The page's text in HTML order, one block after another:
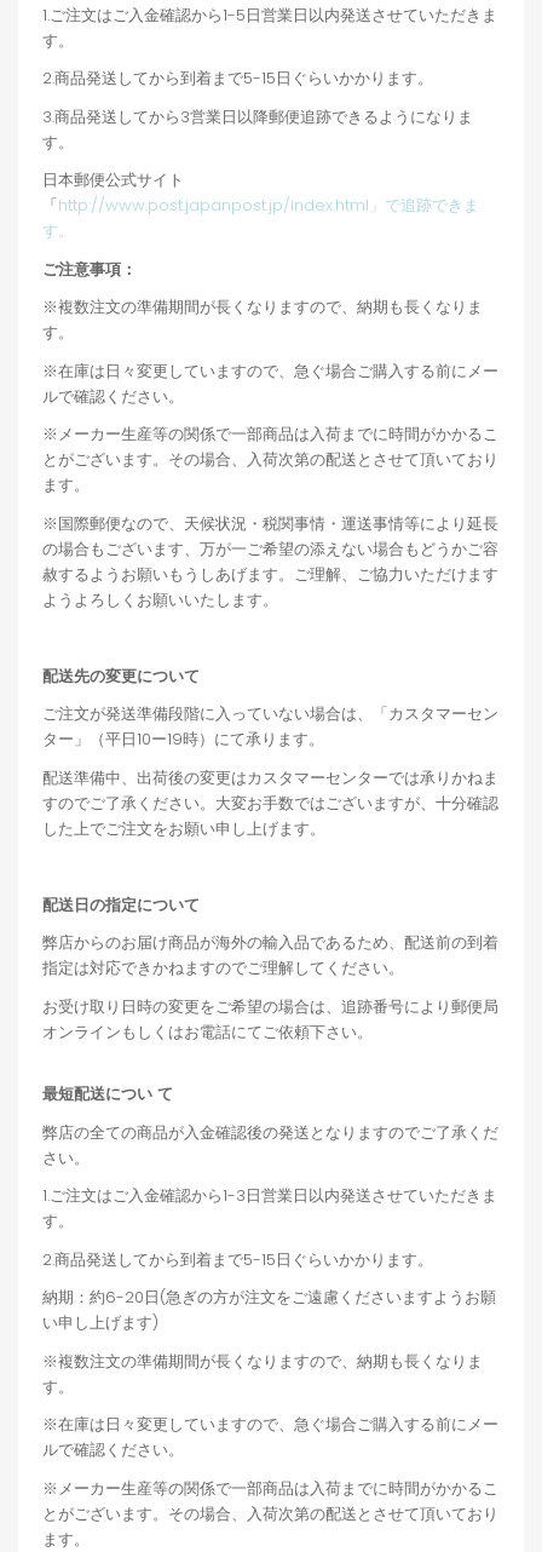
1.ご注文はご入金確認から1-5日営業日以内発送させていただきま
す。
2.商品発送してから到着まで5-15日ぐらいかかります。
3.商品発送してから3営業日以降郵便追跡できるようになりま
す。
日本郵便公式サイト
「http://www.post.japanpost.jp/index.html」で追跡できま
す。
ご注意事項：
※複数注文の準備期間が長くなりますので、納期も長くなりま
す。
※在庫は日々変更していますので、急ぐ場合ご購入する前にメー
ルで確認ください。
※メーカー生産等の関係で一部商品は入荷までに時間がかかるこ
とがございます。その場合、入荷次第の配送とさせて頂いており
ます。
※国際郵便なので、天候状況・税関事情・運送事情等により延長
の場合もございます、万が一ご希望の添えない場合もどうかご容
赦するようお願いもうしあげます。ご理解、ご協力いただけます
ようよろしくお願いいたします。
配送先の変更について
ご注文が発送準備段階に入っていない場合は、「カスタマーセン
ター」（平日10ー19時）にて承ります。
配送準備中、出荷後の変更はカスタマーセンターでは承りかねま
すのでご了承ください。大変お手数ではございますが、十分確認
した上でご注文をお願い申し上げます。
配送日の指定について
弊店からのお届け商品が海外の輸入品であるため、配送前の到着
指定は対応できかねますのでご理解してください。
お受け取り日時の変更をご希望の場合は、追跡番号により郵便局
オンラインもしくはお電話にてご依頼下さい。
最短配送につい て
弊店の全ての商品が入金確認後の発送となりますのでご了承くだ
さい。
1.ご注文はご入金確認から1-3日営業日以内発送させていただきま
す。
2.商品発送してから到着まで5-15日ぐらいかかります。
納期：約6-20日(急ぎの方が注文をご遠慮くださいますようお願
い申し上げます)
※複数注文の準備期間が長くなりますので、納期も長くなりま
す。
※在庫は日々変更していますので、急ぐ場合ご購入する前にメー
ルで確認ください。
※メーカー生産等の関係で一部商品は入荷までに時間がかかるこ
とがございます。その場合、入荷次第の配送とさせて頂いており
ます。